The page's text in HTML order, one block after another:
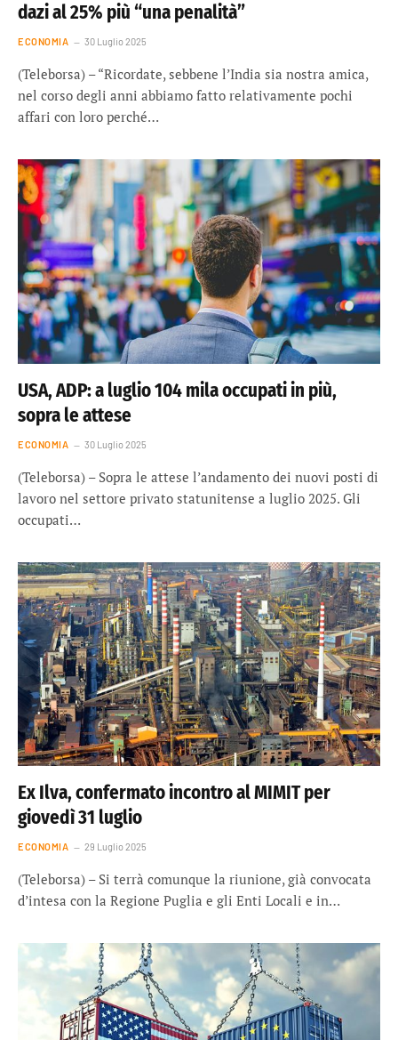
dazi al 25% più “una penalità”
ECONOMIA 30 Luglio 2025
(Teleborsa) – “Ricordate, sebbene l’India sia nostra amica,
nel corso degli anni abbiamo fatto relativamente pochi
affari con loro perché…
USA, ADP: a luglio 104 mila occupati in più,
sopra le attese
ECONOMIA 30 Luglio 2025
(Teleborsa) – Sopra le attese l’andamento dei nuovi posti di
lavoro nel settore privato statunitense a luglio 2025. Gli
occupati…
Ex Ilva, confermato incontro al MIMIT per
giovedì 31 luglio
ECONOMIA 29 Luglio 2025
(Teleborsa) – Si terrà comunque la riunione, già convocata
d’intesa con la Regione Puglia e gli Enti Locali e in…